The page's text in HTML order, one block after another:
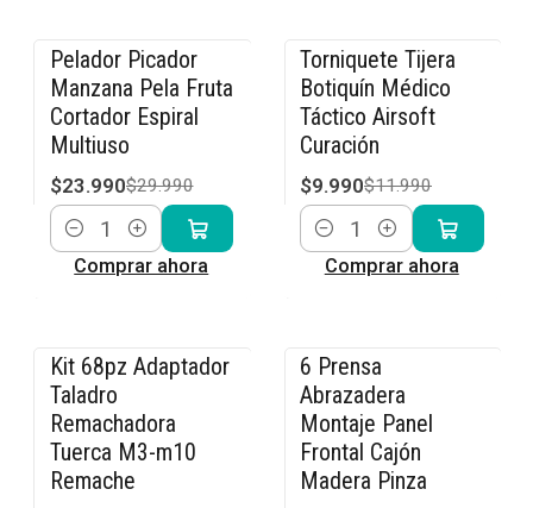
-20% OFF
Pelador Picador
Manzana Pela Fruta
Cortador Espiral
Multiuso
$23.990$29.990
Cantidad
Comprar ahora
-17% OFF
Torniquete Tijera
Botiquín Médico
Táctico Airsoft
Curación
$9.990$11.990
Cantidad
Comprar ahora
-14% OFF
Kit 68pz Adaptador
Taladro
Remachadora
Tuerca M3-m10
Remache
-20% OFF
6 Prensa
Abrazadera
Montaje Panel
Frontal Cajón
Madera Pinza